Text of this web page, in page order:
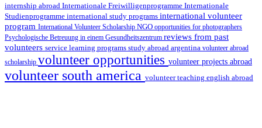
internship abroad Internationale Freiwilligenprogramme Internationale
Studienprogramme international study programs international volunteer
program International Volunteer Scholarship NGO opportunities for photographers
Psychologische Betreuung in einem Gesundheitszentrum reviews from past
volunteers service learning programs study abroad argentina volunteer abroad
scholarship volunteer opportunities volunteer projects abroad
volunteer south america volunteer teaching english abroad